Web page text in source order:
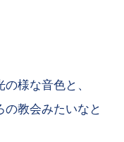
様な音色と、
教会みたいなと